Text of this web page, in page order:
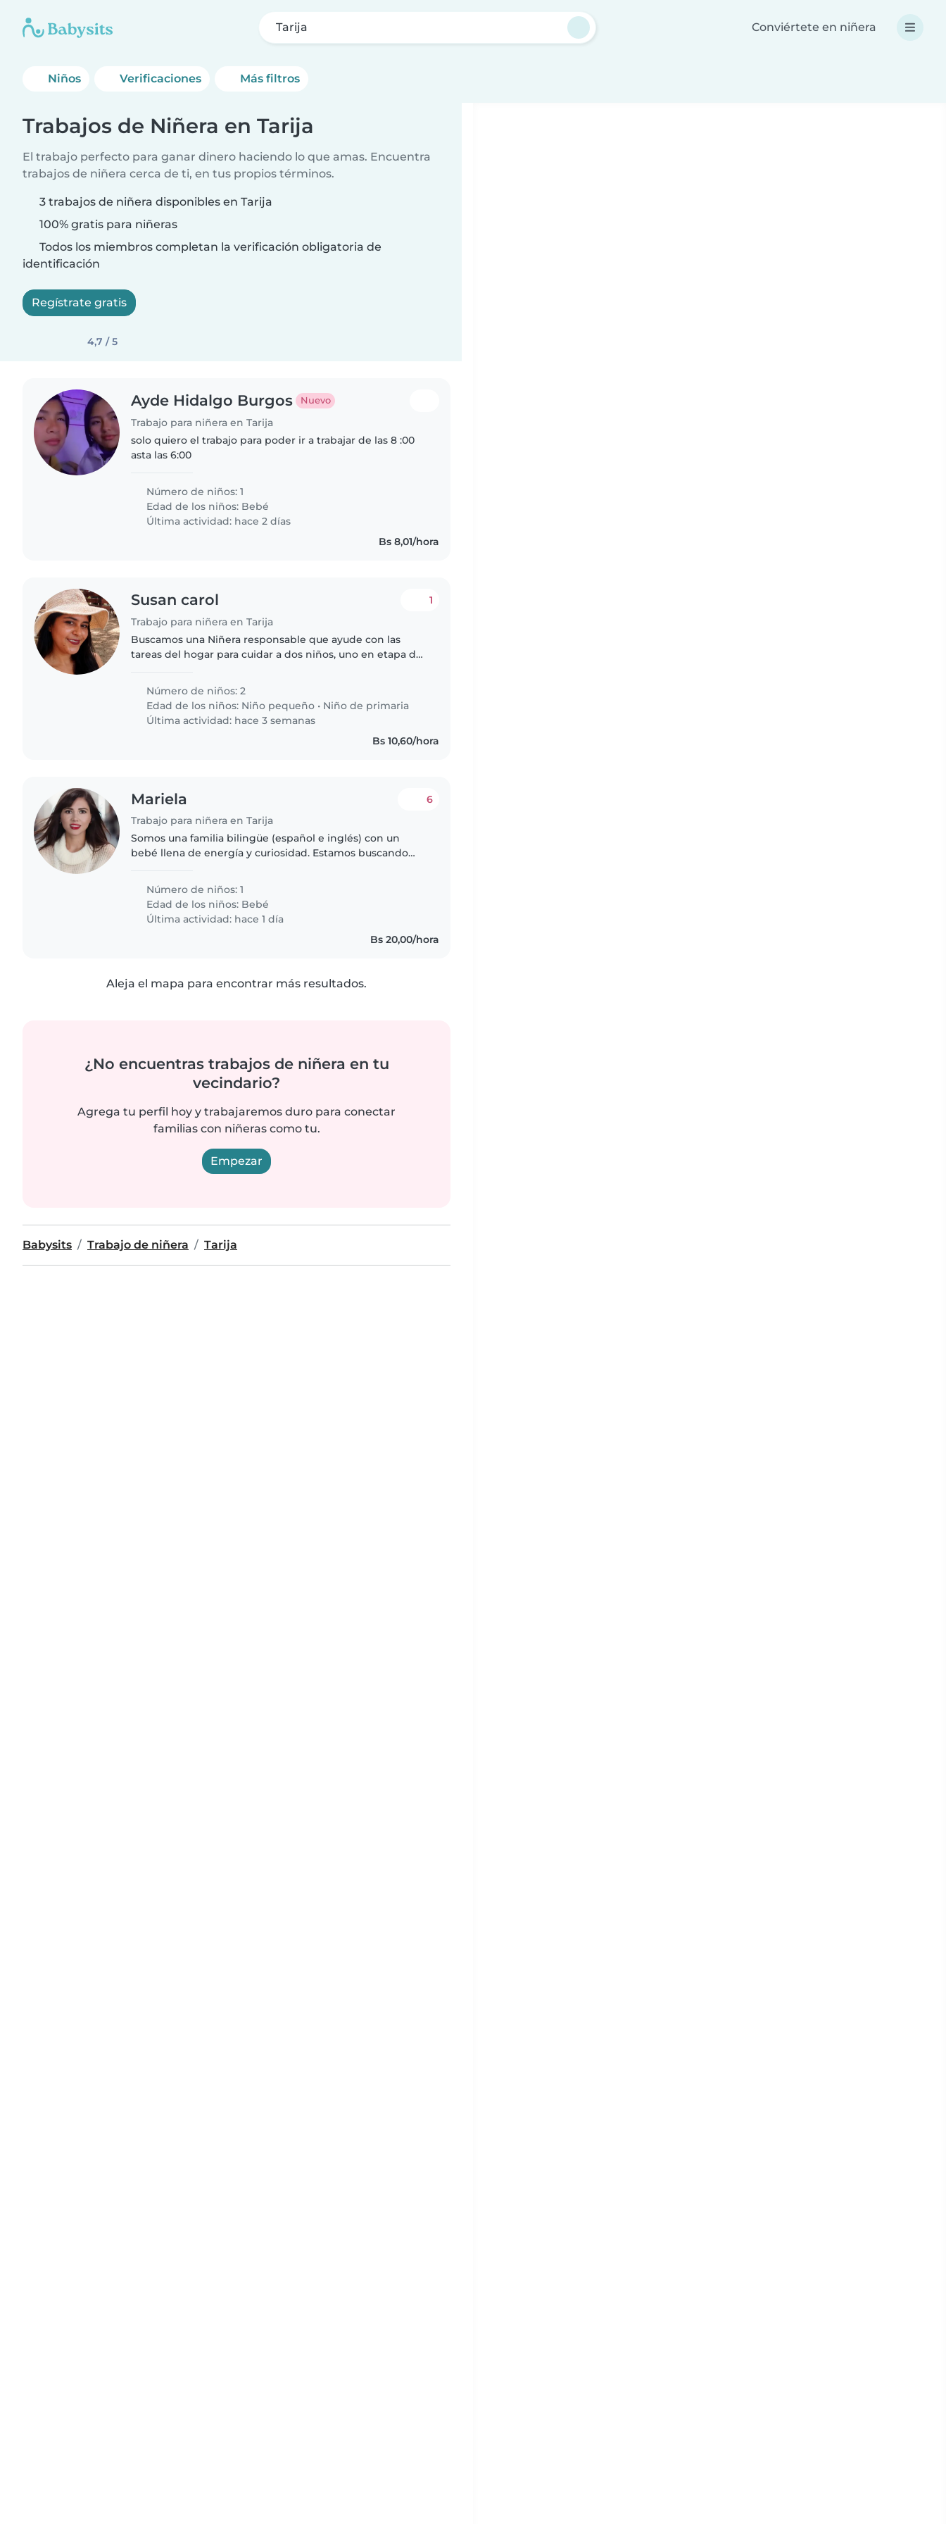
Tarija Conviértete en niñera
Niños Verificaciones Más filtros
Trabajos de Niñera en Tarija
El trabajo perfecto para ganar dinero haciendo lo que amas. Encuentra
trabajos de niñera cerca de ti, en tus propios términos.
3 trabajos de niñera disponibles en Tarija
100% gratis para niñeras
Todos los miembros completan la verificación obligatoria de
identificación
Regístrate gratis
4,7 / 5
Ayde Hidalgo Burgos Nuevo
Trabajo para niñera en Tarija
solo quiero el trabajo para poder ir a trabajar de las 8 :00
asta las 6:00
Número de niños: 1
Edad de los niños: Bebé
Última actividad: hace 2 días
Bs 8,01/hora
Susan carol
Trabajo para niñera en Tarija
1
Buscamos una Niñera responsable que ayude con las
tareas del hogar para cuidar a dos niños, uno en etapa de
Número de niños: 2
Edad de los niños: Niño pequeño • Niño de primaria
Última actividad: hace 3 semanas
Bs 10,60/hora
Mariela
Trabajo para niñera en Tarija
6
Somos una familia bilingüe (español e inglés) con un
bebé llena de energía y curiosidad. Estamos buscando
nuestra bebé en nuestra..
Número de niños: 1
Edad de los niños: Bebé
Última actividad: hace 1 día
Bs 20,00/hora
Aleja el mapa para encontrar más resultados.
¿No encuentras trabajos de niñera en tu
vecindario?
Agrega tu perfil hoy y trabajaremos duro para conectar
familias con niñeras como tu.
Empezar
Babysits Trabajo de niñera Tarija